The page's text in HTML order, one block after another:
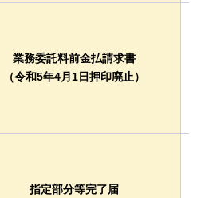
業務委託料前金払請求書
（令和5年4月1日押印廃止）
指定部分等完了届